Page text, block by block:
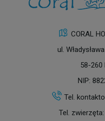
CORAL
ul.
58-260
NIP:
Tel.
Tel. zwierzęta: